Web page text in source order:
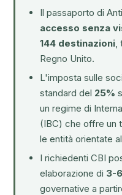
Il passaporto di
accesso senza
144 destinazioni,
Regno Unito.
L'imposta sulle
standard del 25%
un regime di
(IBC) che offre un
le entità orientate
I richiedenti CBI
elaborazione di 3-
governative a